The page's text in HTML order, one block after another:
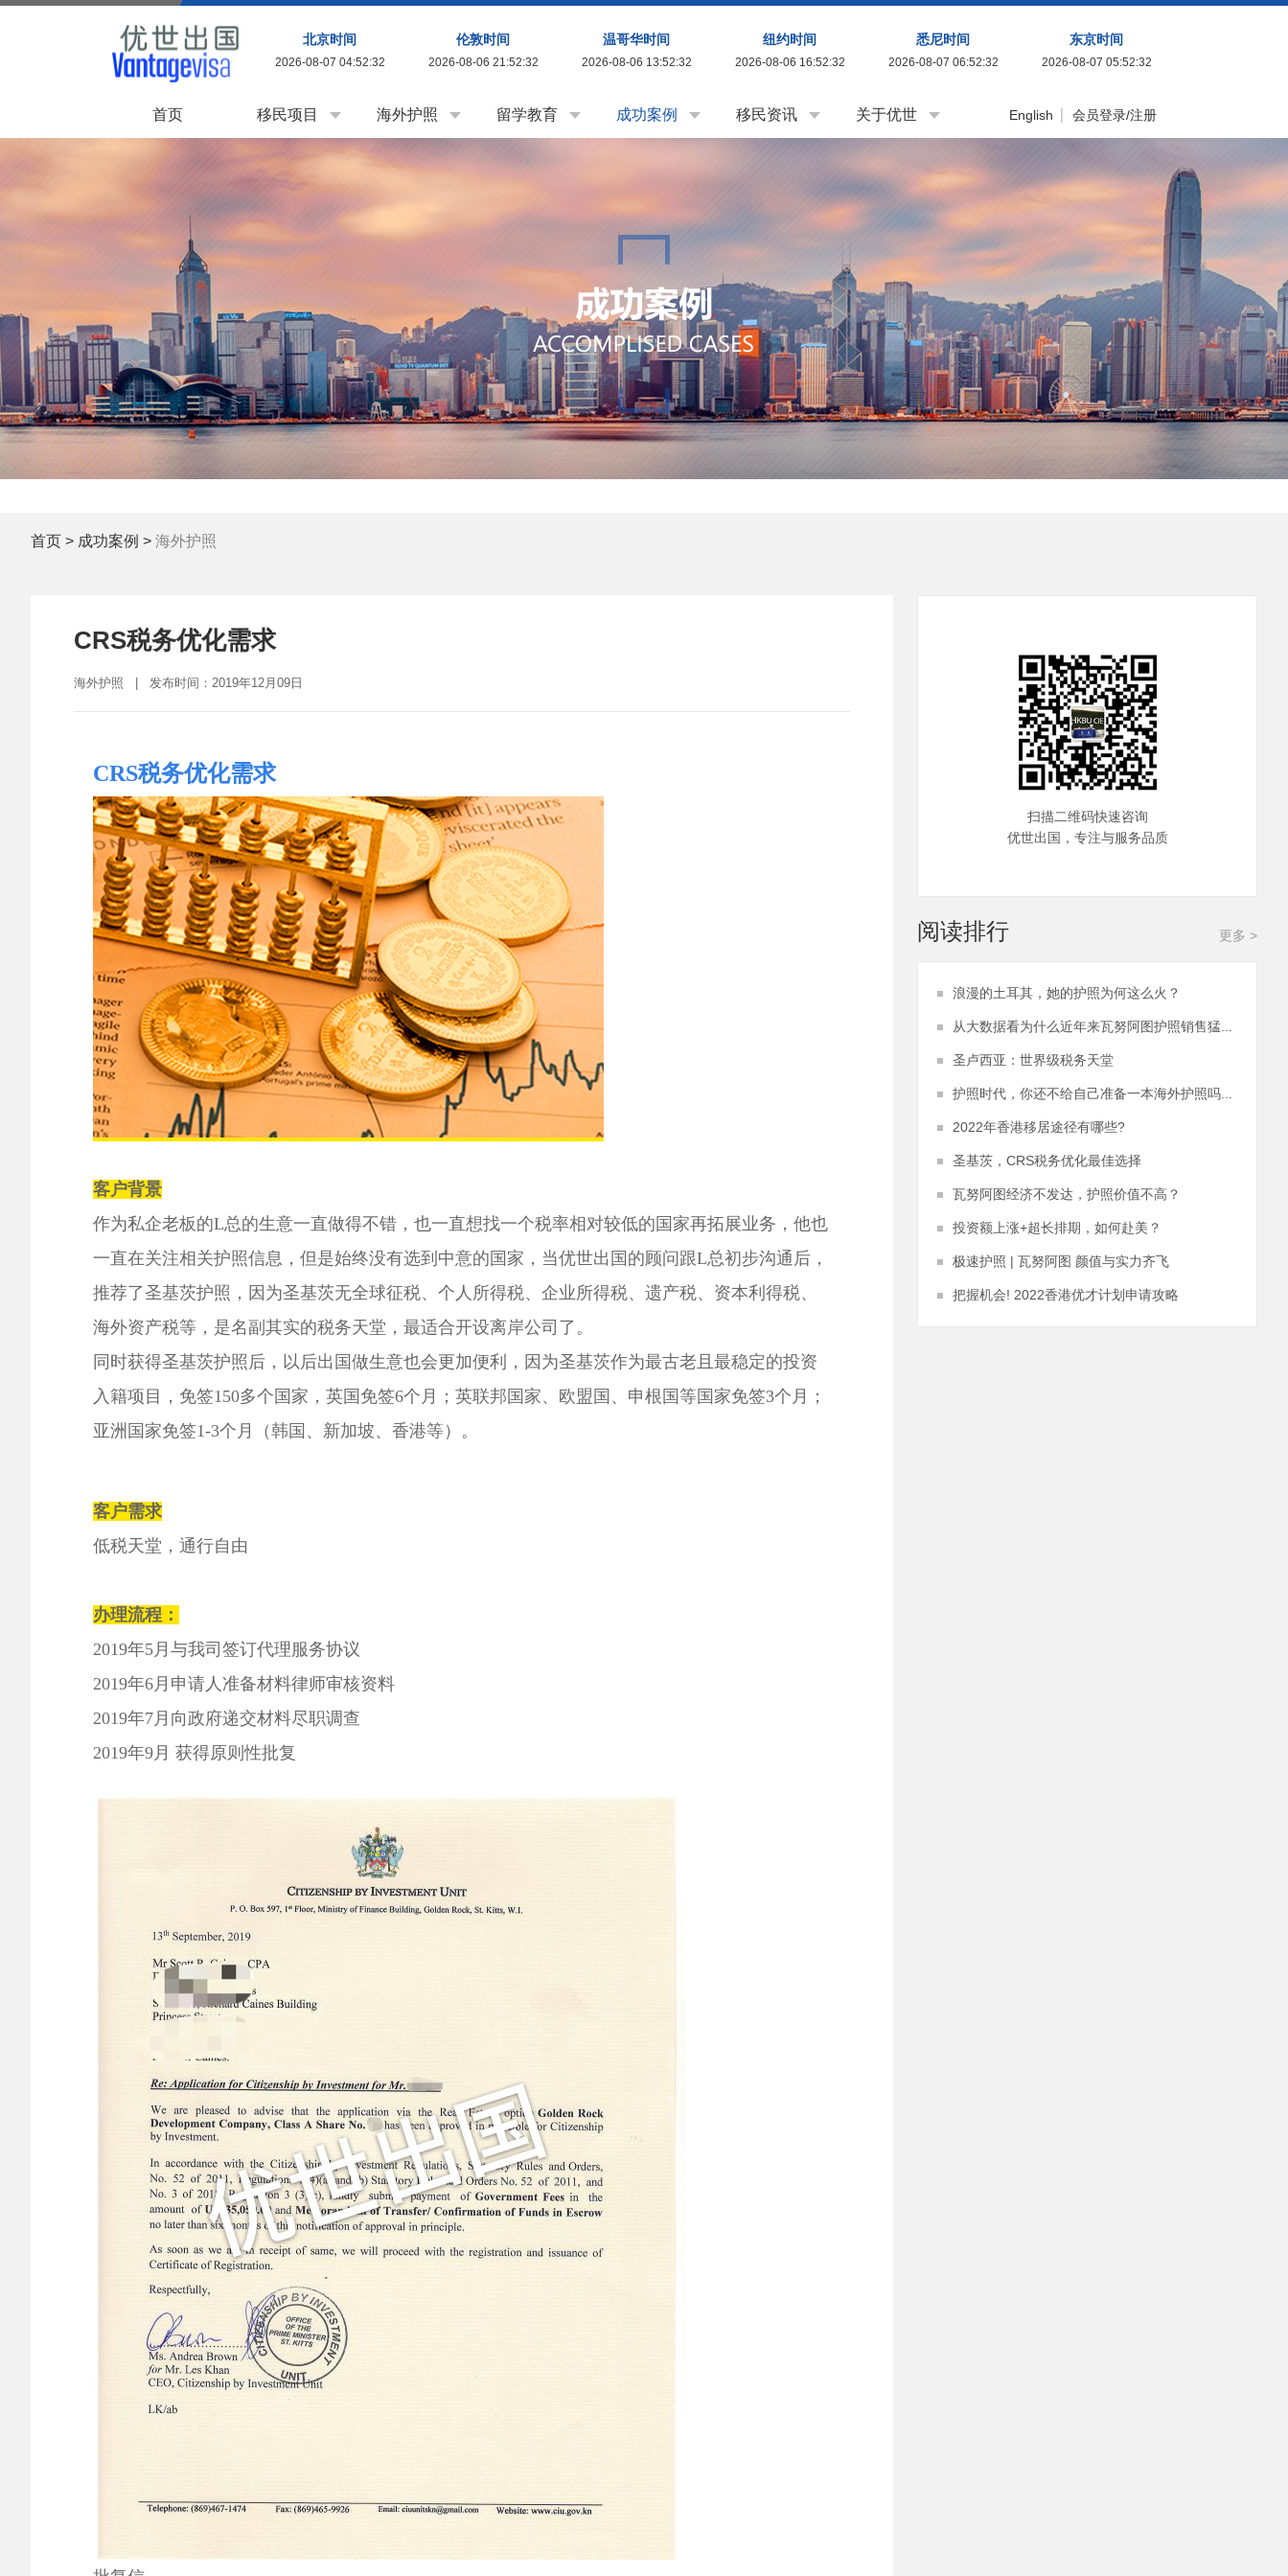
北京时间
2026-08-07 04:52:33
伦敦时间
2026-08-06 21:52:33
温哥华时间
2026-08-06 13:52:33
纽约时间
2026-08-06 16:52:33
悉尼时间
2026-08-07 06:52:33
东京时间
2026-08-07 05:52:33
首页 移民项目 海外护照 留学教育 成功案例 移民资讯 关于优世 English 会员登录/注册
首页 > 成功案例 > 海外护照
CRS税务优化需求
海外护照 | 发布时间：2019年12月09日
CRS税务优化需求
客户背景
作为私企老板的L总的生意一直做得不错，也一直想找一个税率相对较低的国家再拓展业务，他也
一直在关注相关护照信息，但是始终没有选到中意的国家，当优世出国的顾问跟L总初步沟通后，
推荐了圣基茨护照，因为圣基茨无全球征税、个人所得税、企业所得税、遗产税、资本利得税、
海外资产税等，是名副其实的税务天堂，最适合开设离岸公司了。
同时获得圣基茨护照后，以后出国做生意也会更加便利，因为圣基茨作为最古老且最稳定的投资
入籍项目，免签150多个国家，英国免签6个月；英联邦国家、欧盟国、申根国等国家免签3个月；
亚洲国家免签1-3个月（韩国、新加坡、香港等）。
客户需求
低税天堂，通行自由
办理流程：
2019年5月与我司签订代理服务协议
2019年6月申请人准备材料律师审核资料
2019年7月向政府递交材料尽职调查
2019年9月 获得原则性批复
扫描二维码快速咨询
优世出国，专注与服务品质
更多 >
阅读排行
浪漫的土耳其，她的护照为何这么火？
从大数据看为什么近年来瓦努阿图护照销售猛...
圣卢西亚：世界级税务天堂
护照时代，你还不给自己准备一本海外护照吗...
2022年香港移居途径有哪些?
圣基茨，CRS税务优化最佳选择
瓦努阿图经济不发达，护照价值不高？
投资额上涨+超长排期，如何赴美？
极速护照 | 瓦努阿图 颜值与实力齐飞
把握机会! 2022香港优才计划申请攻略